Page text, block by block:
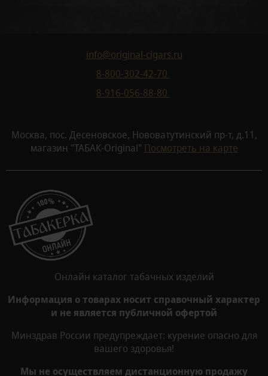
info@original-cigars.ru
8-800-302-42-70
8-916-056-88-80
Москва, пос. Десеновское, Нововатутинский пр-т, д.11,
магазин "ТАБАК-Original" Посмотреть на карте
Онлайн каталог табачных изделий
Информация о товарах носит справочный характер
и не является публичной офертой
Минздрав России предупреждает: курение опасно для
вашего здоровья!
Мы не осуществляем дистанционную продажу